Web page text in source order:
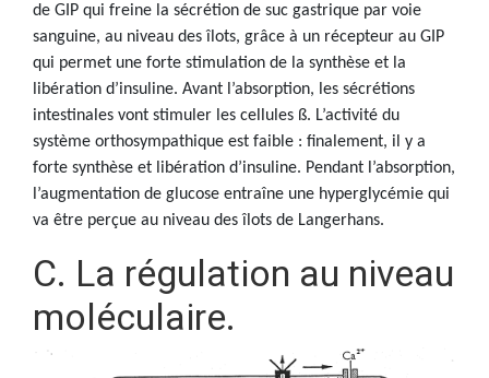
de GIP qui freine la sécrétion de suc gastrique par voie
sanguine, au niveau des îlots, grâce à un récepteur au GIP
qui permet une forte stimulation de la synthèse et la
libération d’insuline. Avant l’absorption, les sécrétions
intestinales vont stimuler les cellules ß. L’activité du
système orthosympathique est faible : finalement, il y a
forte synthèse et libération d’insuline. Pendant l’absorption,
l’augmentation de glucose entraîne une hyperglycémie qui
va être perçue au niveau des îlots de Langerhans.
C. La régulation au niveau
moléculaire.